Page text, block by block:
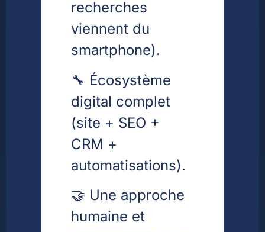
recherches
viennent du
smartphone).
🔧 Écosystème
digital complet
(site + SEO +
CRM +
automatisations).
🤝 Une approche
humaine et